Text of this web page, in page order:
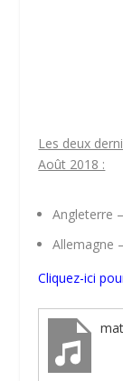
Les deux
Août 2018 :
Angleterre
Allemagne
Cliquez-ici